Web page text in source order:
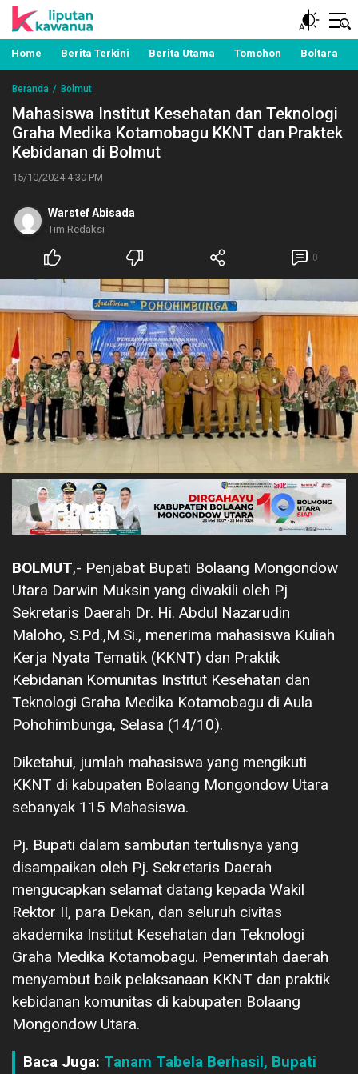
Liputan Kawanua
Berita Manado, Sulawesi Utara, Kawanua, Politik,
Pemerintahan, Hukum Kriminal dan Nasional
Home Berita Terkini Berita Utama Tomohon Boltara
Beranda Bolmut
Mahasiswa Institut Kesehatan dan Teknologi
Graha Medika Kotamobagu KKNT dan Praktek
Kebidanan di Bolmut
15/10/2024 4:30 PM
Warstef Abisada
Tim Redaksi
0
BOLMUT,- Penjabat Bupati Bolaang Mongondow
Utara Darwin Muksin yang diwakili oleh Pj
Sekretaris Daerah Dr. Hi. Abdul Nazarudin
Maloho, S.Pd.,M.Si., menerima mahasiswa Kuliah
Kerja Nyata Tematik (KKNT) dan Praktik
Kebidanan Komunitas Institut Kesehatan dan
Teknologi Graha Medika Kotamobagu di Aula
Pohohimbunga, Selasa (14/10).
Diketahui, jumlah mahasiswa yang mengikuti
KKNT di kabupaten Bolaang Mongondow Utara
sebanyak 115 Mahasiswa.
Pj. Bupati dalam sambutan tertulisnya yang
disampaikan oleh Pj. Sekretaris Daerah
mengucapkan selamat datang kepada Wakil
Rektor II, para Dekan, dan seluruh civitas
akademika Institut Kesehatan dan Teknologi
Graha Medika Kotamobagu. Pemerintah daerah
menyambut baik pelaksanaan KKNT dan praktik
kebidanan komunitas di kabupaten Bolaang
Mongondow Utara.
Baca Juga: Tanam Tabela Berhasil, Bupati